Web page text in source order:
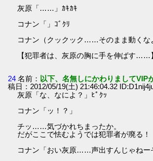
灰原「……」ｶｷｶｷ
コナン「」ｺﾞｸﾘ
コナン（クックック……そのまま動く
【犯罪者は、灰原の胸に手を伸ばす……
24 名前： 以下、名無しにかわりましてVIP
稿日：2012/05/19(土) 21:46:04.32
灰原「な、なによ？」ﾋﾟｸｯ
コナン「ッ！？」
チッ……気づかれちまったか。
だがここで怯むようでは犯罪者が廃る！
コナン「おい灰原……声出すんじゃね